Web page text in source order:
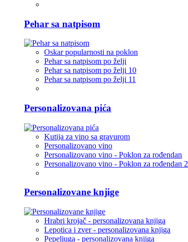
Pehar sa natpisom
Oskar popularnosti na poklon
Pehar sa natpisom po želji
Pehar sa natpisom po želji 10
Pehar sa natpisom po želji 11
Personalizovana pića
Kutija za vino sa gravurom
Personalizovano vino
Personalizovano vino - Poklon za rođendan
Personalizovano vino - Poklon za rođendan 2
Personalizovane knjige
Hrabri krojač - personalizovana knjiga
Lepotica i zver - personalizovana knjiga
Pepeljuga - personalizovana knjiga